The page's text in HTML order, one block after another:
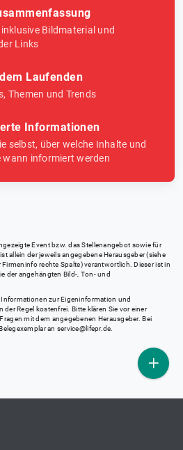
Bildmaterial und
Links
Laufenden
Themen und Trends
Informationen
selbst, über welche Inhalte und
wann informiert werden
Event bzw. das Stellenangebot sowie für
allein der jeweils angegebene Herausgeber (siehe
rechte Spalte) verantwortlich. Dieser ist in
der angehängten Bild-, Ton- und
zur Eigeninformation und
Regel kostenfrei. Bitte klären Sie vor einer
mit dem angegebenen Herausgeber. Bei
an service@lifepr.de